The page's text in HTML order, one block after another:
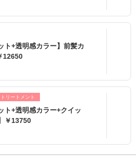
ト+透明感カラー】前髪カ
12650
トリートメント
ト+透明感カラー+クイッ
￥13750